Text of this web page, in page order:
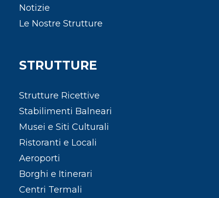
Notizie
Le Nostre Strutture
STRUTTURE
Strutture Ricettive
Stabilimenti Balneari
Musei e Siti Culturali
Ristoranti e Locali
Aeroporti
Borghi e Itinerari
Centri Termali